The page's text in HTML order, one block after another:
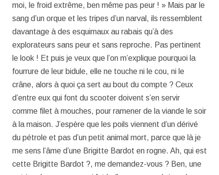
moi, le froid extrême, ben même pas peur ! » Mais par le
sang d’un orque et les tripes d’un narval, ils ressemblent
davantage à des esquimaux au rabais qu’à des
explorateurs sans peur et sans reproche. Pas pertinent
le look ! Et puis je veux que l’on m’explique pourquoi la
fourrure de leur bidule, elle ne touche ni le cou, ni le
crâne, alors à quoi ça sert au bout du compte ? Ceux
d’entre eux qui font du scooter doivent s’en servir
comme filet à mouches, pour ramener de la viande le soir
à la maison. J’espère que les poils viennent d’un dérivé
du pétrole et pas d’un petit animal mort, parce que là je
me sens l’âme d’une Brigitte Bardot en rogne. Ah, qui est
cette Brigitte Bardot ?, me demandez-vous ? Ben, une